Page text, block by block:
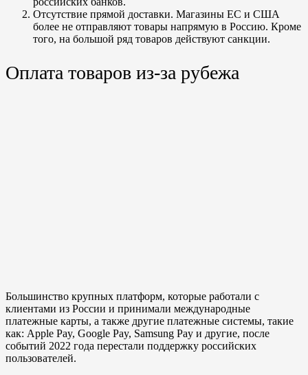
Отсутствие прямой доставки. Магазины ЕС и США
более не отправляют товары напрямую в Россию. Кроме
того, на большой ряд товаров действуют санкции.
Оплата товаров из-за рубежа
Большинство крупных платформ, которые работали с
клиентами из России и принимали международные
платежные карты, а также другие платежные системы, такие
как: Apple Pay, Google Pay, Samsung Pay и другие, после
событий 2022 года перестали поддержку российских
пользователей.